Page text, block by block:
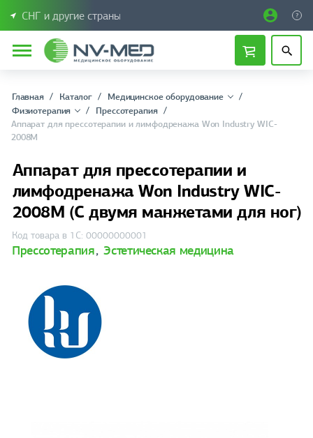
СНГ и другие страны
Главная Каталог
Медицинское оборудование
Физиотерапия
Прессотерапия
Аппарат для прессотерапии и лимфодренажа Won Industry WIC-
2008M
Аппарат для прессотерапии и
лимфодренажа Won Industry WIC-
2008M (С двумя манжетами для ног)
Код товара в 1С: 00000000001
Прессотерапия, Эстетическая медицина